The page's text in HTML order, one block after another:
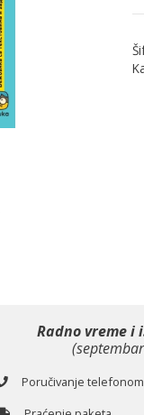
Radno vreme i
Poručivanje telefonom